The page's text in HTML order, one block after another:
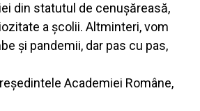
din statutul de cenușăreasă,
a școlii. Altminteri, vom
și pandemii, dar pas cu pas,
Academiei Române,